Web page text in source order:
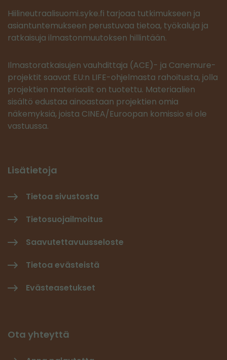
Hiilineutraalisuomi.syke.fi tarjoaa tutkimukseen ja
asiantuntemukseen perustuvaa tietoa, työkaluja ja
ratkaisuja ilmastonmuutoksen hillintään.
Ilmastoratkaisujen vauhdittaja (ACE)- ja Canemure-
projektit saavat EU:n LIFE-ohjelmasta rahoitusta, jolla
projektien materiaalit on tuotettu. Materiaalien
sisältö edustaa ainoastaan projektien omia
näkemyksiä, joista CINEA/Euroopan komissio ei ole
vastuussa.
Lisätietoja
Tietoa sivustosta
Tietosuojailmoitus
Saavutettavuusseloste
Tietoa evästeistä
Evästeasetukset
Ota yhteyttä